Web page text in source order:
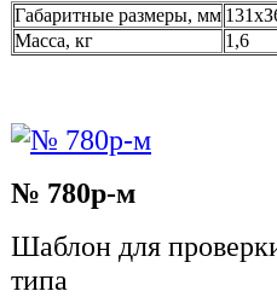
Габаритные размеры, мм
Масса, кг
1,6
№ 780р-м
Шаблон для
типа